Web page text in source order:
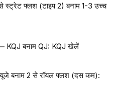
फ्लश (टाइप 2) बनाम 1-3 उच्च
KQJ बनाम QJ: KQJ खेलें
बनाम 2 से रॉयल फ्लश (दस कम):